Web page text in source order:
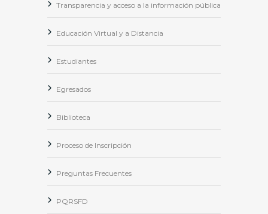
Transparencia y acceso a la información pública
Educación Virtual y a Distancia
Estudiantes
Egresados
Biblioteca
Proceso de Inscripción
Preguntas Frecuentes
PQRSFD